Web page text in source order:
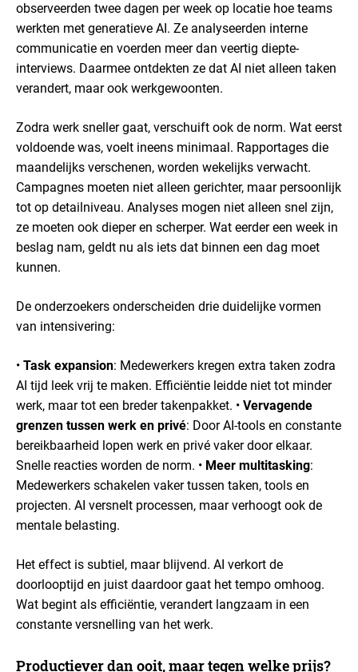
observeerden twee dagen per week op locatie hoe teams
werkten met generatieve AI. Ze analyseerden interne
communicatie en voerden meer dan veertig diepte-
interviews. Daarmee ontdekten ze dat AI niet alleen taken
verandert, maar ook werkgewoonten.
Zodra werk sneller gaat, verschuift ook de norm. Wat eerst
voldoende was, voelt ineens minimaal. Rapportages die
maandelijks verschenen, worden wekelijks verwacht.
Campagnes moeten niet alleen gerichter, maar persoonlijk
tot op detailniveau. Analyses mogen niet alleen snel zijn,
ze moeten ook dieper en scherper. Wat eerder een week in
beslag nam, geldt nu als iets dat binnen een dag moet
kunnen.
De onderzoekers onderscheiden drie duidelijke vormen
van intensivering:
• Task expansion: Medewerkers kregen extra taken zodra
AI tijd leek vrij te maken. Efficiëntie leidde niet tot minder
werk, maar tot een breder takenpakket. • Vervagende
grenzen tussen werk en privé: Door AI-tools en constante
bereikbaarheid lopen werk en privé vaker door elkaar.
Snelle reacties worden de norm. • Meer multitasking:
Medewerkers schakelen vaker tussen taken, tools en
projecten. AI versnelt processen, maar verhoogt ook de
mentale belasting.
Het effect is subtiel, maar blijvend. AI verkort de
doorlooptijd en juist daardoor gaat het tempo omhoog.
Wat begint als efficiëntie, verandert langzaam in een
constante versnelling van het werk.
Productiever dan ooit, maar tegen welke prijs?